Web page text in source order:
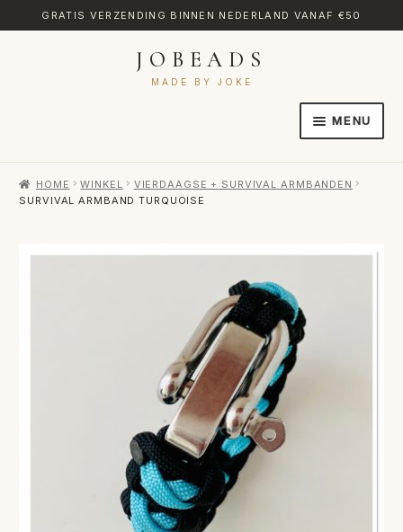
GRATIS VERZENDING BINNEN NEDERLAND VANAF €50
JOBEADS
MADE BY JOKE
MENU
AFREKENEN
VOLG BESTELLING
HOME WINKEL
VIERDAAGSE + SURVIVAL ARMBANDEN
SURVIVAL ARMBAND TURQUOISE